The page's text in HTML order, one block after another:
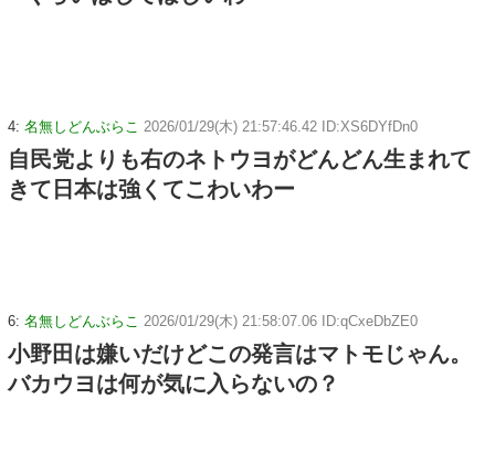
4: 名無しどんぶらこ 2026/01/29(木) 21:57:46.42 ID:XS6DYfDn0
自民党よりも右のネトウヨがどんどん生まれて
きて日本は強くてこわいわー
6: 名無しどんぶらこ 2026/01/29(木) 21:58:07.06 ID:qCxeDbZE0
小野田は嫌いだけどこの発言はマトモじゃん。
バカウヨは何が気に入らないの？